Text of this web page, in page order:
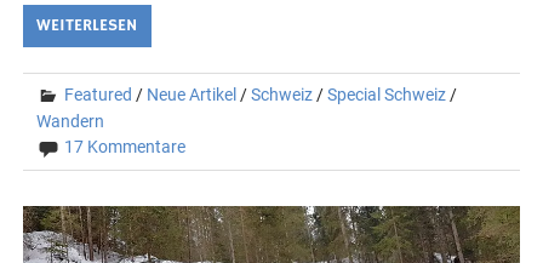
WEITERLESEN
Featured / Neue Artikel /Schweiz /Special Schweiz /
Wandern
17 Kommentare